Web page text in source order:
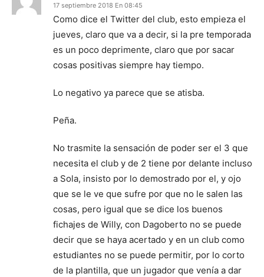
17 septiembre 2018 En 08:45
Como dice el Twitter del club, esto empieza el
jueves, claro que va a decir, si la pre temporada
es un poco deprimente, claro que por sacar
cosas positivas siempre hay tiempo.
Lo negativo ya parece que se atisba.
Peña.
No trasmite la sensación de poder ser el 3 que
necesita el club y de 2 tiene por delante incluso
a Sola, insisto por lo demostrado por el, y ojo
que se le ve que sufre por que no le salen las
cosas, pero igual que se dice los buenos
fichajes de Willy, con Dagoberto no se puede
decir que se haya acertado y en un club como
estudiantes no se puede permitir, por lo corto
de la plantilla, que un jugador que venía a dar